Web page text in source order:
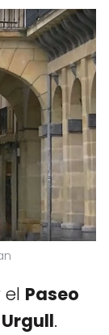
el Paseo
.